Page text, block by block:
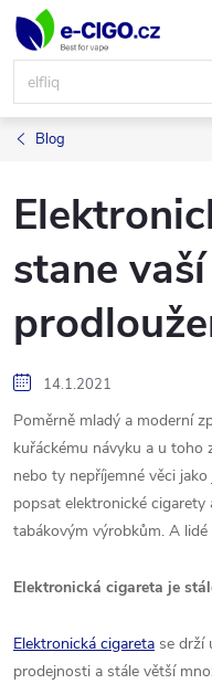
Přejít
obsah
Blog
stane vaší
14.1.2021
Poměrně mladý a moderní
kuřáckému návyku a u toho
nebo ty nepříjemné věci
popsat elektronické
tabákovým výrobkům. A
Elektronická cigareta je
Elektronická cigareta se drží
prodejnosti a stále větší